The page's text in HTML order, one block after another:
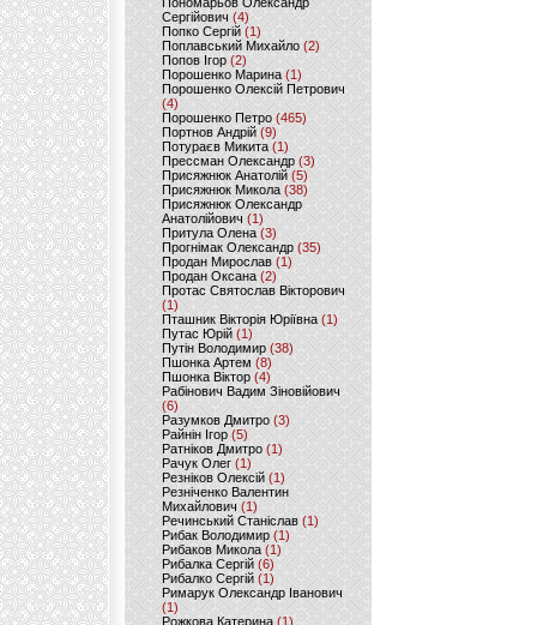
Сергійович(4)
Попко Сергій (1)
Поплавський Михайло (2)
Попов Ігор(2)
Порошенко Марина (1)
Порошенко Олексій Петрович
(4)
Порошенко Петро (465)
Портнов Андрій (9)
Потураєв Микита(1)
Прессман Олександр(3)
Присяжнюк Анатолій (5)
Присяжнюк Микола (38)
Присяжнюк Олександр
Анатолійович (1)
Притула Олена (3)
Прогнімак Олександр(35)
Продан Мирослав(1)
Продан Оксана (2)
Протас Святослав Вікторович
(1)
Пташник Вікторія Юріївна (1)
Путас Юрій (1)
Путін Володимир(38)
Пшонка Артем (8)
Пшонка Віктор(4)
Рабінович Вадим Зіновійович
(6)
Разумков Дмитро (3)
Райнін Ігор(5)
Ратніков Дмитро (1)
Рачук Олег (1)
Резніков Олексій(1)
Резніченко Валентин
Михайлович (1)
Речинський Станіслав (1)
Рибак Володимир(1)
Рибаков Микола(1)
Рибалка Сергій (6)
Рибалко Сергій (1)
Римарук Олександр Іванович
(1)
Рожкова Катерина(1)